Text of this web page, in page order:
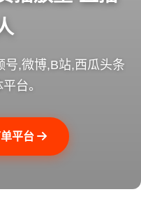
号,微博,B站,西瓜头条
台。
平台